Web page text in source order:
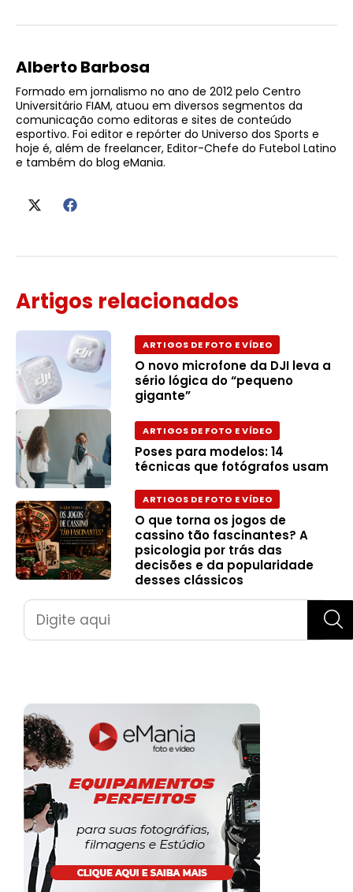
Alberto Barbosa
Formado em jornalismo no ano de 2012 pelo Centro
Universitário FIAM, atuou em diversos segmentos da
comunicação como editoras e sites de conteúdo
esportivo. Foi editor e repórter do Universo dos Sports e
hoje é, além de freelancer, Editor-Chefe do Futebol Latino
e também do blog eMania.
Artigos relacionados
ARTIGOS DE FOTO E VÍDEO
O novo microfone da DJI leva a
sério lógica do “pequeno
gigante”
ARTIGOS DE FOTO E VÍDEO
Poses para modelos: 14
técnicas que fotógrafos usam
ARTIGOS DE FOTO E VÍDEO
O que torna os jogos de
cassino tão fascinantes? A
psicologia por trás das
decisões e da popularidade
desses clássicos
Pesquisar